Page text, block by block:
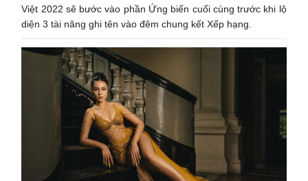
Việt 2022 sẽ bước vào phần Ứng biến cuối cùng trước khi lộ
diện 3 tài năng ghi tên vào đêm chung kết Xếp hạng.